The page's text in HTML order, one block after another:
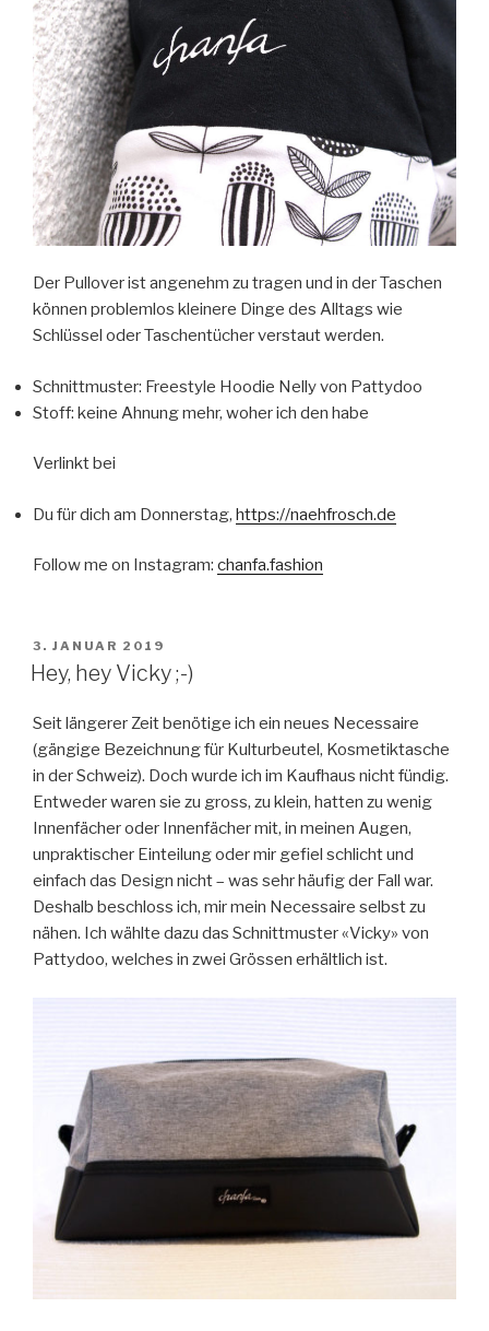
Der Pullover ist angenehm zu tragen und in der Taschen
können problemlos kleinere Dinge des Alltags wie
Schlüssel oder Taschentücher verstaut werden.
Schnittmuster: Freestyle Hoodie Nelly von Pattydoo
Stoff: keine Ahnung mehr, woher ich den habe
Verlinkt bei
Du für dich am Donnerstag, https://naehfrosch.de
Follow me on Instagram: chanfa.fashion
VERÖFFENTLICHT
AM
3. JANUAR 2019
Hey, hey Vicky ;-)
Seit längerer Zeit benötige ich ein neues Necessaire
(gängige Bezeichnung für Kulturbeutel, Kosmetiktasche
in der Schweiz). Doch wurde ich im Kaufhaus nicht fündig.
Entweder waren sie zu gross, zu klein, hatten zu wenig
Innenfächer oder Innenfächer mit, in meinen Augen,
unpraktischer Einteilung oder mir gefiel schlicht und
einfach das Design nicht – was sehr häufig der Fall war.
Deshalb beschloss ich, mir mein Necessaire selbst zu
nähen. Ich wählte dazu das Schnittmuster «Vicky» von
Pattydoo, welches in zwei Grössen erhältlich ist.